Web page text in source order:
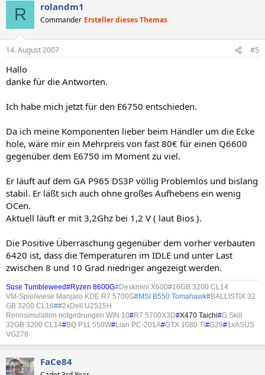
R rolandm1
Commander Ersteller dieses Themas
14. August 2007 #5
Hallo
danke für die Antworten.
Ich habe mich jetzt für den E6750 entschieden.
Da ich meine Komponenten lieber beim Händler um die Ecke
hole, wäre mir ein Mehrpreis von fast 80€ für einen Q6600
gegenüber dem E6750 im Moment zu viel.
Er läuft auf dem GA P965 DS3P völlig Problemlos und bislang
stabil. Er läßt sich auch ohne großes Aufhebens ein wenig
OCen.
Aktuell läuft er mit 3,2Ghz bei 1,2 V ( laut Bios ).
Die Positive Überraschung gegenüber dem vorher verbauten
6420 ist, dass die Temperaturen im IDLE und unter Last
zwischen 8 und 10 Grad niedriger angezeigt werden.
Suse Tumbleweed#Ryzen 8600G#Deskmini X600#16GB 3200 CL14
VM-Spielwiese Manjaro KDE R7 5700G#MSI B550 Tomahawk#BALLISTIX 32
GB 3200 CL16##2xDell U2515H
Rennsimulation notgedrungen WIN 10#R7 5700X3D#X470 Taichi#G.Skill
32GB 3200 CL14#BQ P11 550W#Lian PC-201A#GTX 1080 Ti#G29#1xASUS
VG278
FaCe84